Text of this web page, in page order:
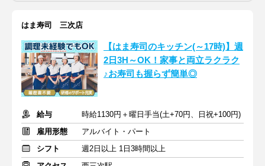
はま寿司 三次店
【はま寿司のキッチン(～17時)】週
2日3H～OK！家事と両立ラクラク
♪お寿司も握らず簡単◎
給与
時給1130円＋曜日手当(土+70円、日祝+100円)
雇用形態
アルバイト・パート
シフト
週2日以上 1日3時間以上